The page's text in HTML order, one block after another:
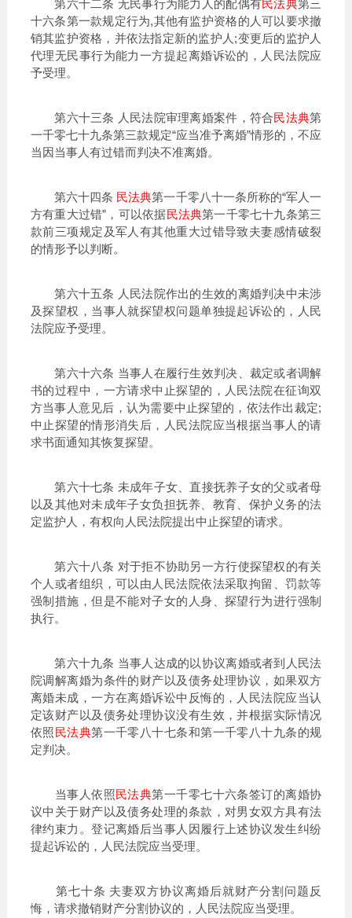
第六十二条 无民事行为能力人的配偶有民法典第三
十六条第一款规定行为,其他有监护资格的人可以要求撤
销其监护资格，并依法指定新的监护人;变更后的监护人
代理无民事行为能力一方提起离婚诉讼的，人民法院应
予受理。
第六十三条 人民法院审理离婚案件，符合民法典第
一千零七十九条第三款规定“应当准予离婚”情形的，不应
当因当事人有过错而判决不准离婚。
第六十四条 民法典第一千零八十一条所称的“军人一
方有重大过错”，可以依据民法典第一千零七十九条第三
款前三项规定及军人有其他重大过错导致夫妻感情破裂
的情形予以判断。
第六十五条 人民法院作出的生效的离婚判决中未涉
及探望权，当事人就探望权问题单独提起诉讼的，人民
法院应予受理。
第六十六条 当事人在履行生效判决、裁定或者调解
书的过程中，一方请求中止探望的，人民法院在征询双
方当事人意见后，认为需要中止探望的，依法作出裁定;
中止探望的情形消失后，人民法院应当根据当事人的请
求书面通知其恢复探望。
第六十七条 未成年子女、直接抚养子女的父或者母
以及其他对未成年子女负担抚养、教育、保护义务的法
定监护人，有权向人民法院提出中止探望的请求。
第六十八条 对于拒不协助另一方行使探望权的有关
个人或者组织，可以由人民法院依法采取拘留、罚款等
强制措施，但是不能对子女的人身、探望行为进行强制
执行。
第六十九条 当事人达成的以协议离婚或者到人民法
院调解离婚为条件的财产以及债务处理协议，如果双方
离婚未成，一方在离婚诉讼中反悔的，人民法院应当认
定该财产以及债务处理协议没有生效，并根据实际情况
依照民法典第一千零八十七条和第一千零八十九条的规
定判决。
当事人依照民法典第一千零七十六条签订的离婚协
议中关于财产以及债务处理的条款，对男女双方具有法
律约束力。登记离婚后当事人因履行上述协议发生纠纷
提起诉讼的，人民法院应当受理。
第七十条 夫妻双方协议离婚后就财产分割问题反
悔，请求撤销财产分割协议的，人民法院应当受理。